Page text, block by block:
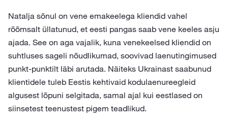
Natalja sõnul on vene emakeelega kliendid vahel
rõõmsalt üllatunud, et eesti pangas saab vene keeles asju
ajada. See on aga vajalik, kuna venekeelsed kliendid on
suhtluses sageli nõudlikumad, soovivad laenutingimused
punkt-punktilt läbi arutada. Näiteks Ukrainast saabunud
klientidele tuleb Eestis kehtivaid kodulaenureegleid
algusest lõpuni selgitada, samal ajal kui eestlased on
siinsetest teenustest pigem teadlikud.